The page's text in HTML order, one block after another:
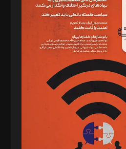
ایپکچی
یسنا امان‌پور، سروش کرمیان،
زهرا فکرانه، فائزه فتحی